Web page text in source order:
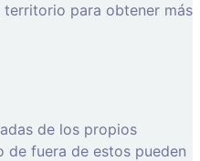
para obtener más
de los propios
fuera de estos pueden